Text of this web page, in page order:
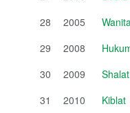
28
2005
29
2008
30
2009
31
2010
Kiblat